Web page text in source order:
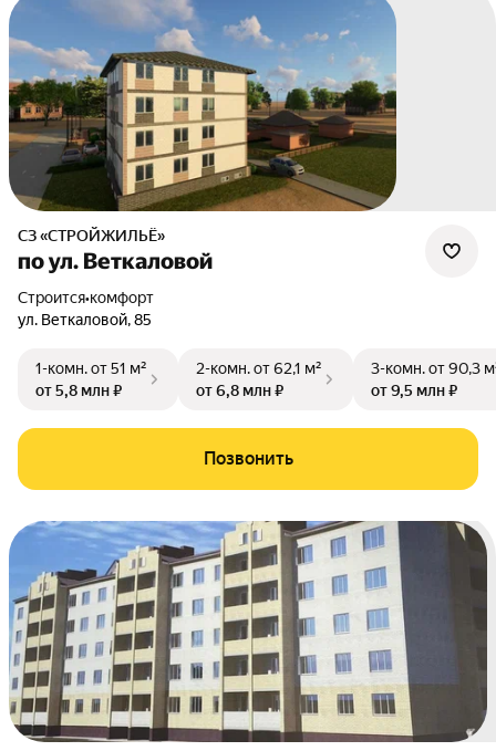
СЗ «СТРОЙЖИЛЬЁ»
по ул. Веткаловой
Строится•комфорт
ул. Веткаловой,85
1-комн.от 51 м²
от 5,8 млн ₽
2-комн.от 62,1 м²
от 6,8 млн ₽
3-комн.от 90,3
от 9,5 млн ₽
Позвонить